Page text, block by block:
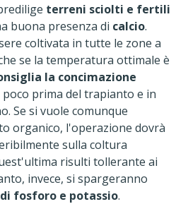
terreni sciolti e fertili
buona presenza di calcio.
coltivata in tutte le zone a
se la temperatura ottimale è
la concimazione
prima del trapianto e in
Se si vuole comunque
organico, l'operazione dovrà
sulla coltura
risulti tollerante ai
invece, si spargeranno
fosforo e potassio.